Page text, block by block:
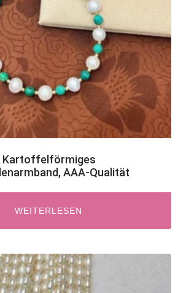
Kartoffelförmiges
AAA-Qualität
WEITERLESEN